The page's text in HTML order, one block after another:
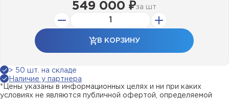
549 000 ₽за шт
В КОРЗИНУ
> 50 шт. на складе
Наличие у партнера
*Цены указаны в информационных целях и ни при каких
условиях не являются публичной офертой, определяемой